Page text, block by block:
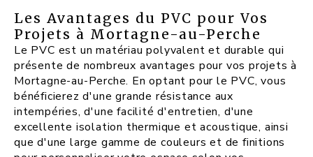
Les Avantages du PVC pour Vos
Projets à Mortagne-au-Perche
Le PVC est un matériau polyvalent et durable qui
présente de nombreux avantages pour vos projets à
Mortagne-au-Perche. En optant pour le PVC, vous
bénéficierez d'une grande résistance aux
intempéries, d'une facilité d'entretien, d'une
excellente isolation thermique et acoustique, ainsi
que d'une large gamme de couleurs et de finitions